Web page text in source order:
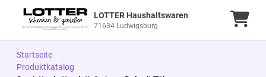
LOTTER Haushaltswaren
71634 Ludwigsburg
Startseite
Produktkatalog